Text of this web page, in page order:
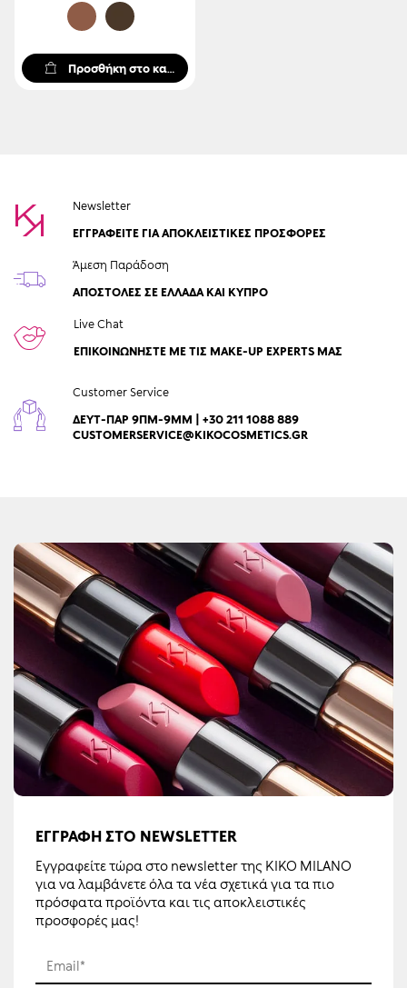
Προσθήκη στο καλάθι
Newsletter
ΕΓΓΡΑΦΕΙΤΕ ΓΙΑ ΑΠΟΚΛΕΙΣΤΙΚΕΣ ΠΡΟΣΦΟΡΕΣ
Άμεση Παράδοση
ΑΠΟΣΤΟΛΈΣ ΣΕ ΕΛΛΆΔΑ ΚΑΙ ΚΎΠΡΟ
Live Chat
ΕΠΙΚΟΙΝΩΝΉΣΤΕ ΜΕ ΤΙΣ MAKE-UP EXPERTS ΜΑΣ
Customer Service
ΔΕΥΤ-ΠΑΡ 9ΠΜ-9ΜΜ | +30 211 1088 889
CUSTOMERSERVICE@KIKOCOSMETICS.GR
ΕΓΓΡΑΦΉ ΣΤΟ NEWSLETTER
Εγγραφείτε τώρα στο newsletter της KIKO MILANO
για να λαμβάνετε όλα τα νέα σχετικά για τα πιο
πρόσφατα προϊόντα και τις αποκλειστικές
προσφορές μας!
Email*